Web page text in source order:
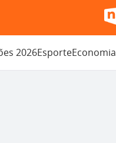
2026EsporteEconomia